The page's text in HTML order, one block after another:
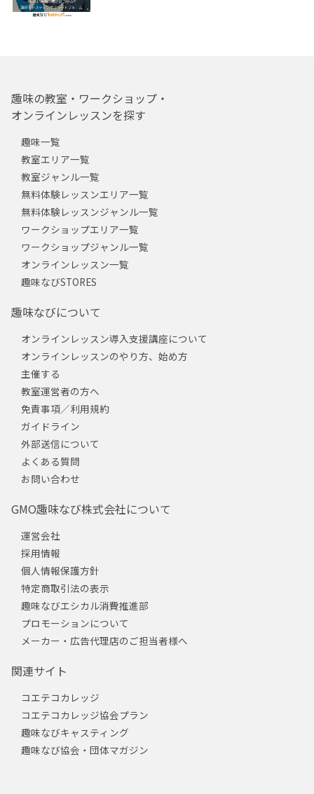
趣味の教室・ワークショップ・
オンラインレッスンを探す
趣味一覧
教室エリア一覧
教室ジャンル一覧
無料体験レッスンエリア一覧
無料体験レッスンジャンル一覧
ワークショップエリア一覧
ワークショップジャンル一覧
オンラインレッスン一覧
趣味なびSTORES
趣味なびについて
オンラインレッスン導入支援講座について
オンラインレッスンのやり方、始め方
主催する
教室運営者の方へ
免責事項／利用規約
ガイドライン
外部送信について
よくある質問
お問い合わせ
GMO趣味なび株式会社について
運営会社
採用情報
個人情報保護方針
特定商取引法の表示
趣味なびエシカル消費推進部
プロモーションについて
メーカー・広告代理店のご担当者様へ
関連サイト
コエテコカレッジ
コエテコカレッジ協会プラン
趣味なびキャスティング
趣味なび協会・団体マガジン